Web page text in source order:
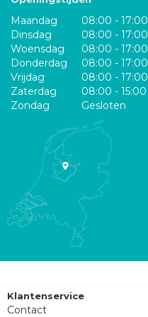
Maandag
08:00 - 17:00
Dinsdag
08:00 - 17:00
Woensdag
08:00 - 17:00
Donderdag
08:00 - 17:00
Vrijdag
08:00 - 17:00
Zaterdag
08:00 - 15:00
Zondag
Gesloten
Klantenservice
Contact